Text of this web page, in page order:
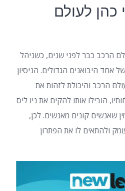
כהן לעולם
הרכב כבר לפני שנים, כשניהל
אחד היבואנים הגדולים. הניסיון
הרכב והיכולת לזהות את
הובילו אותו להקים את ניו ליס
שאנשים קונים מאנשים. לכן,
ולהתאים לו את הפתרון